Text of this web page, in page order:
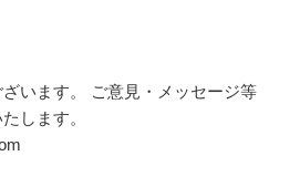
います。 ご意見・メッセージ等
します。